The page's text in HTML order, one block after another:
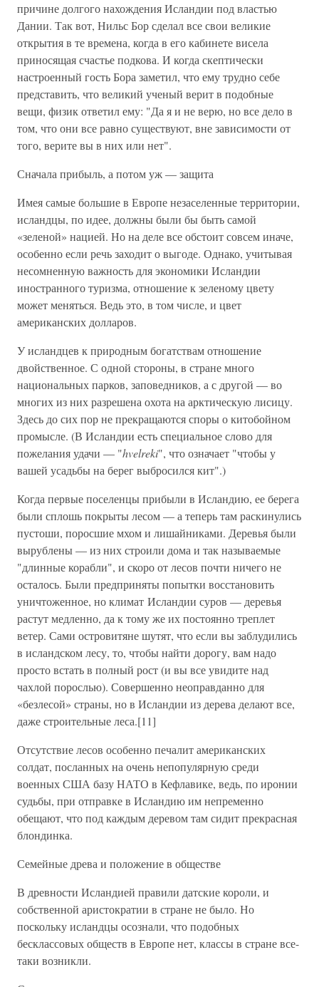
причине долгого нахождения Исландии под властью
Дании. Так вот, Нильс Бор сделал все свои великие
открытия в те времена, когда в его кабинете висела
приносящая счастье подкова. И когда скептически
настроенный гость Бора заметил, что ему трудно себе
представить, что великий ученый верит в подобные
вещи, физик ответил ему: "Да я и не верю, но все дело в
том, что они все равно существуют, вне зависимости от
того, верите вы в них или нет".
Сначала прибыль, а потом уж — защита
Имея самые большие в Европе незаселенные территории,
исландцы, по идее, должны были бы быть самой
«зеленой» нацией. Но на деле все обстоит совсем иначе,
особенно если речь заходит о выгоде. Однако, учитывая
несомненную важность для экономики Исландии
иностранного туризма, отношение к зеленому цвету
может меняться. Ведь это, в том числе, и цвет
американских долларов.
У исландцев к природным богатствам отношение
двойственное. С одной стороны, в стране много
национальных парков, заповедников, а с другой — во
многих из них разрешена охота на арктическую лисицу.
Здесь до сих пор не прекращаются споры о китобойном
промысле. (В Исландии есть специальное слово для
пожелания удачи — "hvelreki", что означает "чтобы у
вашей усадьбы на берег выбросился кит".)
Когда первые поселенцы прибыли в Исландию, ее берега
были сплошь покрыты лесом — а теперь там раскинулись
пустоши, поросшие мхом и лишайниками. Деревья были
вырублены — из них строили дома и так называемые
"длинные корабли", и скоро от лесов почти ничего не
осталось. Были предприняты попытки восстановить
уничтоженное, но климат Исландии суров — деревья
растут медленно, да к тому же их постоянно треплет
ветер. Сами островитяне шутят, что если вы заблудились
в исландском лесу, то, чтобы найти дорогу, вам надо
просто встать в полный рост (и вы все увидите над
чахлой порослью). Совершенно неоправданно для
«безлесой» страны, но в Исландии из дерева делают все,
даже строительные леса.[11]
Отсутствие лесов особенно печалит американских
солдат, посланных на очень непопулярную среди
военных США базу НАТО в Кефлавике, ведь, по иронии
судьбы, при отправке в Исландию им непременно
обещают, что под каждым деревом там сидит прекрасная
блондинка.
Семейные древа и положение в обществе
В древности Исландией правили датские короли, и
собственной аристократии в стране не было. Но
поскольку исландцы осознали, что подобных
бесклассовых обществ в Европе нет, классы в стране все-
таки возникли.